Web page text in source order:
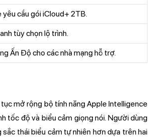
yêu cầu gói iCloud+ 2TB.
tùy chọn lộ trình.
Ấn Độ cho các nhà mạng hỗ trợ.
mở rộng bộ tính năng Apple Intelligence
tốc độ và biểu cảm giọng nói. Người dùng
thái biểu cảm tự nhiên hơn dựa trên hai